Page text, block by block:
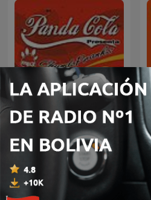
Panda Show -Disco Panda
Cola